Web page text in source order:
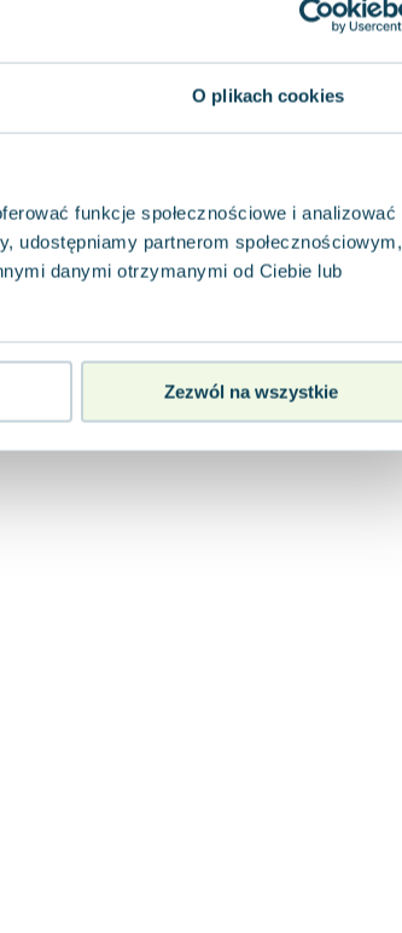
O plikach cookies
funkcje społecznościowe i analizować
udostępniamy partnerom społecznościowym,
danymi otrzymanymi od Ciebie lub
Zezwól na wszystkie